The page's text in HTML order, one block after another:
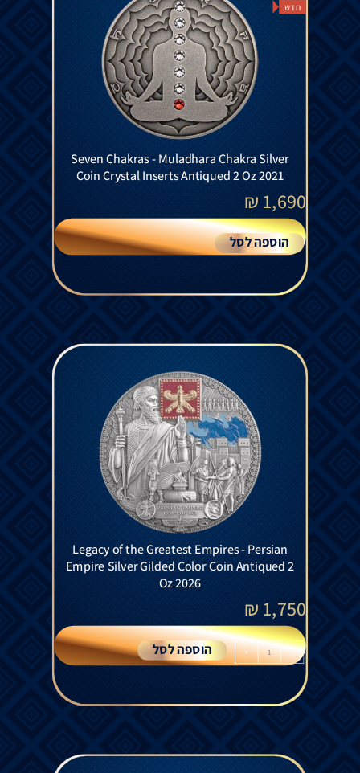
חדש
Seven Chakras - Muladhara Chakra Silver
Coin Crystal Inserts Antiqued 2 Oz 2021
1,690
₪
הוספה לסל
Legacy of the Greatest Empires - Persian
Empire Silver Gilded Color Coin Antiqued 2
Oz 2026
1,750
₪
-
+ הוספה לסל